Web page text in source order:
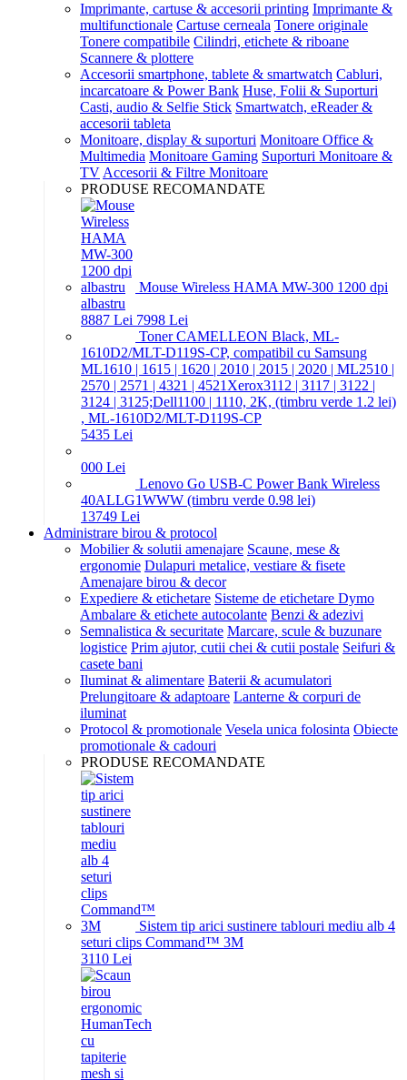
Imprimante, cartuse & accesorii printing Imprimante &
multifunctionale Cartuse cerneala Tonere originale
Tonere compatibile Cilindri, etichete & riboane
Scannere & plottere
Accesorii smartphone, tablete & smartwatch Cabluri,
incarcatoare & Power Bank Huse, Folii & Suporturi
Casti, audio & Selfie Stick Smartwatch, eReader &
accesorii tableta
Monitoare, display & suporturi Monitoare Office &
Multimedia Monitoare Gaming Suporturi Monitoare &
TV Accesorii & Filtre Monitoare
PRODUSE RECOMANDATE
Mouse Wireless HAMA MW-300 1200 dpi
albastru
8887 Lei 7998 Lei
Toner CAMELLEON Black, ML-
1610D2/MLT-D119S-CP, compatibil cu Samsung
ML1610 | 1615 | 1620 | 2010 | 2015 | 2020 | ML2510 |
2570 | 2571 | 4321 | 4521Xerox3112 | 3117 | 3122 |
3124 | 3125;Dell1100 | 1110, 2K, (timbru verde 1.2 lei)
, ML-1610D2/MLT-D119S-CP
5435 Lei
000 Lei
Lenovo Go USB-C Power Bank Wireless
40ALLG1WWW (timbru verde 0.98 lei)
13749 Lei
Administrare birou & protocol
Mobilier & solutii amenajare Scaune, mese &
ergonomie Dulapuri metalice, vestiare & fisete
Amenajare birou & decor
Expediere & etichetare Sisteme de etichetare Dymo
Ambalare & etichete autocolante Benzi & adezivi
Semnalistica & securitate Marcare, scule & buzunare
logistice Prim ajutor, cutii chei & cutii postale Seifuri &
casete bani
Iluminat & alimentare Baterii & acumulatori
Prelungitoare & adaptoare Lanterne & corpuri de
iluminat
Protocol & promotionale Vesela unica folosinta Obiecte
promotionale & cadouri
PRODUSE RECOMANDATE
Sistem tip arici sustinere tablouri mediu alb 4
seturi clips Command™ 3M
3110 Lei